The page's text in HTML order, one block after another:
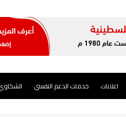
اعلانات خدمات الدعم النفسي